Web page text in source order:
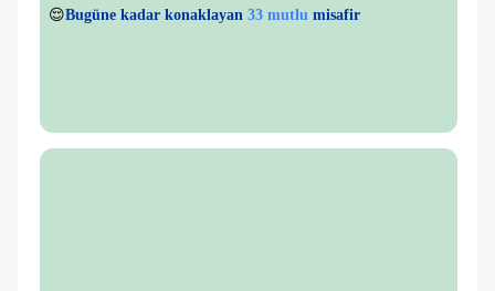
👀Son 1 saatte25 kişigörüntüledi